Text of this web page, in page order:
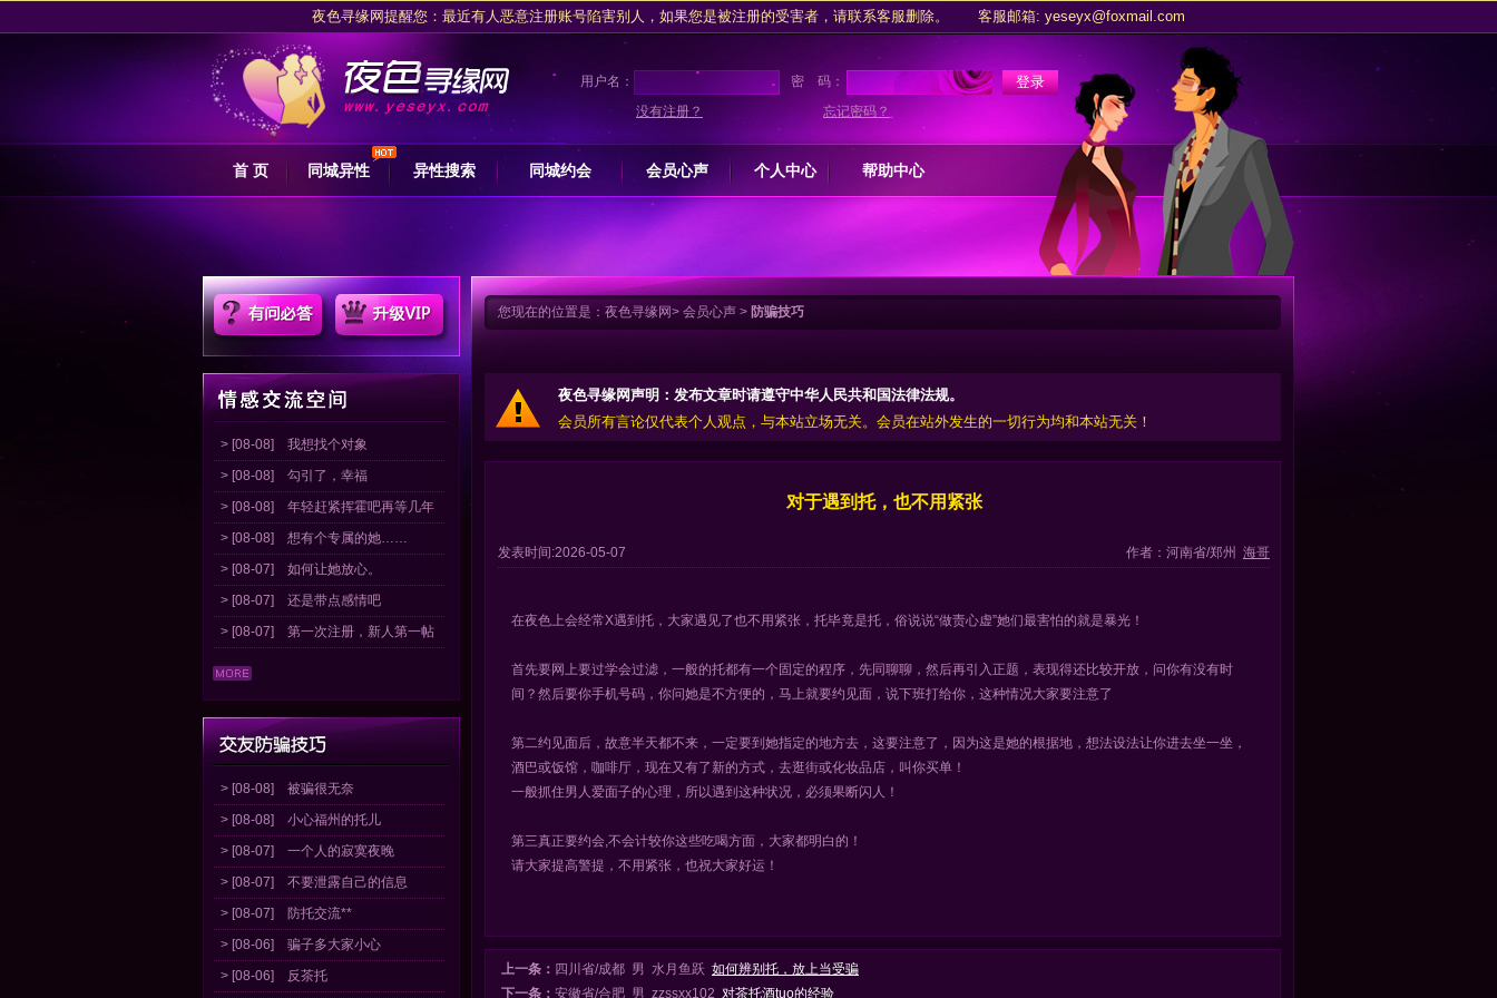
夜色寻缘网提醒您：最近有人恶意注册账号陷害别人，如果您是被注册的受害者，请联系客服删除。 客服邮箱: yeseyx@foxmail.com
夜色交友网坚决拥护网信办关于专项整治行动的措施，抵制任何卖淫嫖娼酒托诈骗等行为，请广大用户监督，共同建设诚信健康的交友环境！
点击查看>>
请注意收藏
夜色寻缘网
,下次回来更方便，我们期待为您服务!
夜色寻缘网提醒广大会员朋友交友过程中，须保持谨慎理性，增强防范意识，避免产生经济等其他往来。
夜色寻缘网提醒您：最近有人恶意注册账号陷害别人，如果您是被注册的受害者，请联系客服删除。 客服邮箱: yeseyx@foxmail.com
夜色交友网坚决拥护网信办关于专项整治行动的措施，抵制任何卖淫嫖娼酒托诈骗等行为，请广大用户监督，共同建设诚信健康的交友环境！
点击查看>>
请注意收藏夜色寻缘网,下次回来更方便，我们期待为您服务!
用户名：
密 码：
没有注册？
忘记密码？
首 页 同城异性 异性搜索 同城约会 会员心声 个人中心 帮助中心
> [08-08] 我想找个对象
> [08-08] 勾引了，幸福
> [08-08] 年轻赶紧挥霍吧再等几年
> [08-08] 想有个专属的她……
> [08-07] 如何让她放心。
> [08-07] 还是带点感情吧
> [08-07] 第一次注册，新人第一帖
> [08-08] 被骗很无奈
> [08-08] 小心福州的托儿
> [08-07] 一个人的寂寞夜晚
> [08-07] 不要泄露自己的信息
> [08-07]
防托交流**
> [08-06] 骗子多大家小心
> [08-06] 反茶托
您现在的位置是： 夜色寻缘网> 会员心声 > 防骗技巧
夜色寻缘网声明：发布文章时请遵守中华人民共和国法律法规。
会员所有言论仅代表个人观点，与本站立场无关。会员在站外发生的一切行为均和本站无关！
对于遇到托，也不用紧张
发表时间:2026-05-07 作者：河南省/郑州 海哥
在夜色上会经常X遇到托，大家遇见了也不用紧张，托毕竟是托，俗说说“做责心虚”她们最害怕的就是暴光！
首先要网上要过学会过滤，一般的托都有一个固定的程序，先同聊聊，然后再引入正题，表现得还比较开放，问你有没有时
间？然后要你手机号码，你问她是不方便的，马上就要约见面，说下班打给你，这种情况大家要注意了
第二约见面后，故意半天都不来，一定要到她指定的地方去，这要注意了，因为这是她的根据地，想法设法让你进去坐一坐，
酒巴或饭馆，咖啡厅，现在又有了新的方式，去逛街或化妆品店，叫你买单！
一般抓住男人爱面子的心理，所以遇到这种状况，必须果断闪人！
第三真正要约会,不会计较你这些吃喝方面，大家都明白的！
请大家提高警提，不用紧张，也祝大家好运！
上一条： 四川省/成都 男 水月鱼跃 如何辨别托，放上当受骗
下一条： 安徽省/合肥 男 zzssxx102 对茶托酒tuo的经验